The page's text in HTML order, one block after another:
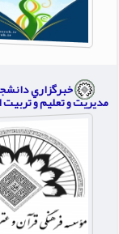
خبرگزاري
مدیریت و تعلیم و